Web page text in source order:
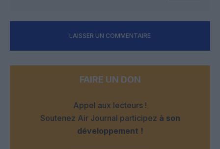
LAISSER UN COMMENTAIRE
FAIRE UN DON
Appel aux lecteurs !
Soutenez Air Journal participez à son
développement !